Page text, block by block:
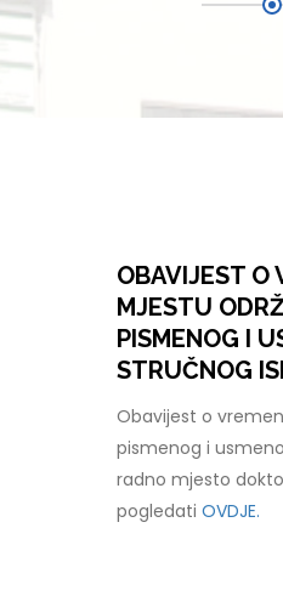
OBAVIJEST O
MJESTU
PISMENOG I
STRUČNOG
Obavijest o
pismenog i
radno mjesto
pogledatiOVDJE.